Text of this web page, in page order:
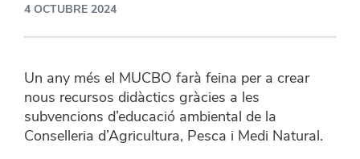
4 OCTUBRE 2024
Un any més el MUCBO farà feina per a crear
nous recursos didàctics gràcies a les
subvencions d’educació ambiental de la
Conselleria d’Agricultura, Pesca i Medi Natural.